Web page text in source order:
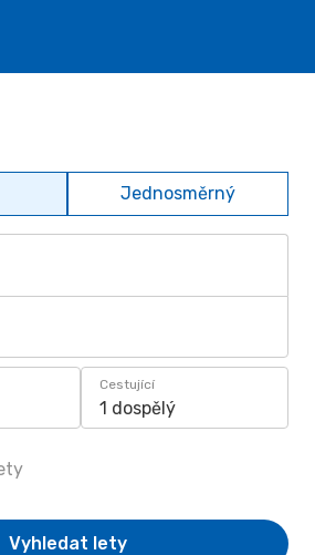
Jednosměrný
Cestující
1 dospělý
Vyhledat lety